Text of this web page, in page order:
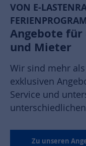
VON E-
Angebote
und Mieter
Wir sind mehr
exklusiven
Service und
Zu unseren